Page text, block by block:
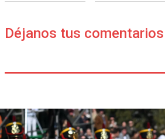
Déjanos tus